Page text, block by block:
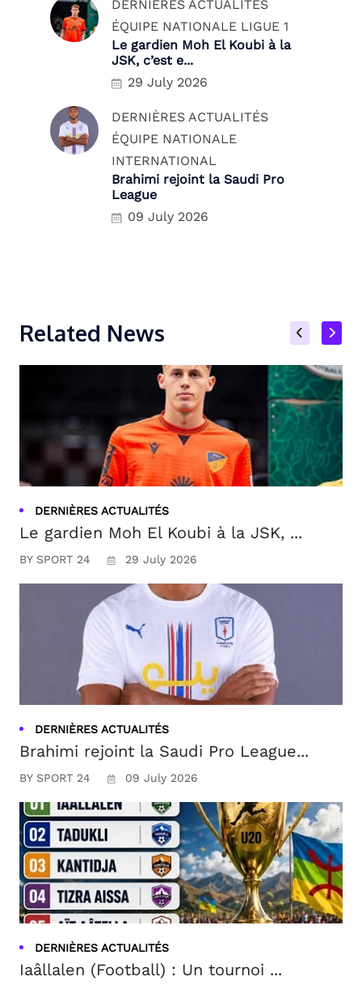
DERNIÈRES ACTUALITÉS
ÉQUIPE NATIONALE LIGUE 1
Le gardien Moh El Koubi à la
JSK, c’est e...
29 July 2026
DERNIÈRES ACTUALITÉS
ÉQUIPE NATIONALE
INTERNATIONAL
Brahimi rejoint la Saudi Pro
League
09 July 2026
Related News
DERNIÈRES ACTUALITÉS
Le gardien Moh El Koubi à la JSK, ...
BY SPORT 24 29 July 2026
DERNIÈRES ACTUALITÉS
Brahimi rejoint la Saudi Pro League...
BY SPORT 24 09 July 2026
DERNIÈRES ACTUALITÉS
Iaâllalen (Football) : Un tournoi ...